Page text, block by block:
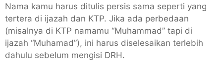
Nama kamu harus ditulis persis sama seperti yang
tertera di ijazah dan KTP. Jika ada perbedaan
(misalnya di KTP namamu “Muhammad” tapi di
ijazah “Muhamad”), ini harus diselesaikan terlebih
dahulu sebelum mengisi DRH.